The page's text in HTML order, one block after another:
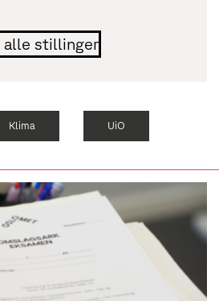
alle stillinger
Klima UiO